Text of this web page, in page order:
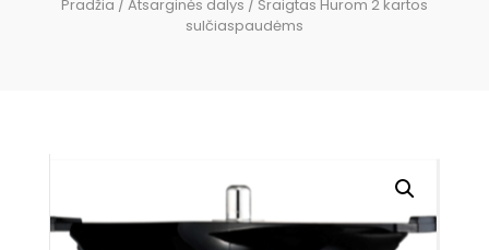
Pradžia /Atsarginės dalys / Sraigtas Hurom 2 kartos
sulčiaspaudėms